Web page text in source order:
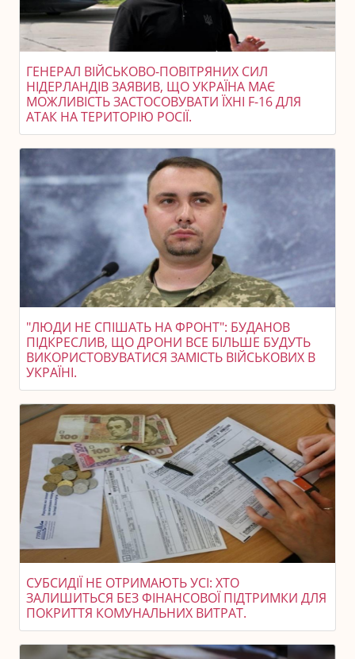
ГЕНЕРАЛ ВІЙСЬКОВО-ПОВІТРЯНИХ СИЛ
НІДЕРЛАНДІВ ЗАЯВИВ, ЩО УКРАЇНА МАЄ
МОЖЛИВІСТЬ ЗАСТОСОВУВАТИ ЇХНІ F-16 ДЛЯ
АТАК НА ТЕРИТОРІЮ РОСІЇ.
"ЛЮДИ НЕ СПІШАТЬ НА ФРОНТ": БУДАНОВ
ПІДКРЕСЛИВ, ЩО ДРОНИ ВСЕ БІЛЬШЕ БУДУТЬ
ВИКОРИСТОВУВАТИСЯ ЗАМІСТЬ ВІЙСЬКОВИХ В
УКРАЇНІ.
СУБСИДІЇ НЕ ОТРИМАЮТЬ УСІ: ХТО
ЗАЛИШИТЬСЯ БЕЗ ФІНАНСОВОЇ ПІДТРИМКИ ДЛЯ
ПОКРИТТЯ КОМУНАЛЬНИХ ВИТРАТ.